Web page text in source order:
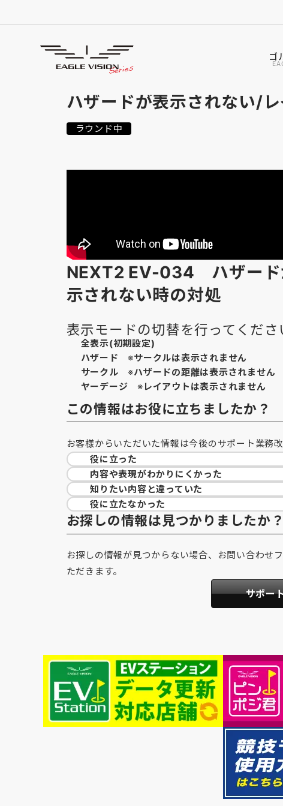
ゴ
よくあるご質問
FREQUENTLY ASKED QUESTIONS
ハザードが表示されない/
ラウンド中
NEXT2 EV-034 ハザード
示されない時の対処
表示モードの切替を行ってくださ
全表示(初期設定)
ハザード ※サークルは表示されません
サークル ※ハザードの距離は表示されません
ヤーデージ ※ レイアウトは表示されません
この情報はお役に立ちましたか？
お客様からいただいた情報は今後のサポート業務
役に立った
内容や表現がわかりにくかった
知りたい内容と違っていた
役に立たなかった
お探しの情報は見つかりましたか？
お探しの情報が見つからない場合、お問い合わせ
ただきます。
サポー